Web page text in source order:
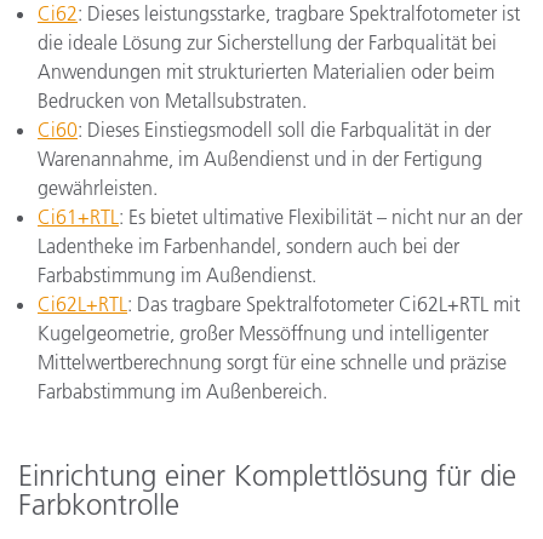
Ci62: Dieses leistungsstarke, tragbare Spektralfotometer ist
die ideale Lösung zur Sicherstellung der Farbqualität bei
Anwendungen mit strukturierten Materialien oder beim
Bedrucken von Metallsubstraten.
Ci60: Dieses Einstiegsmodell soll die Farbqualität in der
Warenannahme, im Außendienst und in der Fertigung
gewährleisten.
Ci61+RTL: Es bietet ultimative Flexibilität – nicht nur an der
Ladentheke im Farbenhandel, sondern auch bei der
Farbabstimmung im Außendienst.
Ci62L+RTL: Das tragbare Spektralfotometer Ci62L+RTL mit
Kugelgeometrie, großer Messöffnung und intelligenter
Mittelwertberechnung sorgt für eine schnelle und präzise
Farbabstimmung im Außenbereich.
Einrichtung einer Komplettlösung für die
Farbkontrolle